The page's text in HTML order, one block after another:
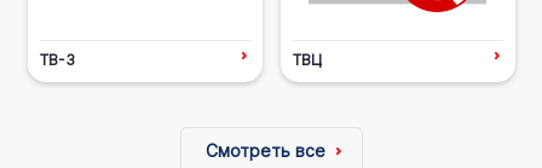
ТВ-3 ТВЦ
Смотреть все